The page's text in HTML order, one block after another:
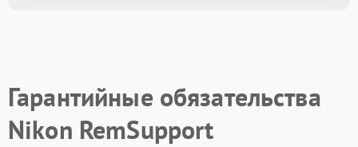
Гарантийные обязательства
Nikon RemSupport